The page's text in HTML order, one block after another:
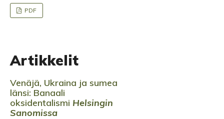
PDF
Artikkelit
Venäjä, Ukraina ja sumea
länsi: Banaali
oksidentalismi Helsingin
Sanomissa